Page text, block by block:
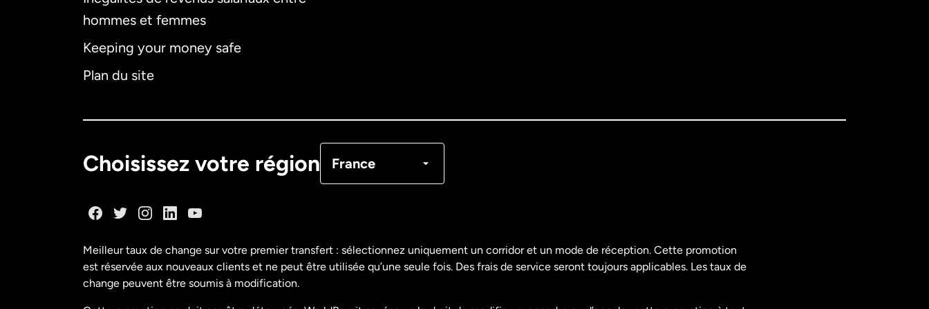
hommes et femmes
Keeping your money safe
Plan du site
Choisissez votre région France
États-Unis
Meilleur taux de change sur votre premier transfert : sélectionnez uniquement un corridor et un mode de réception. Cette promotion
est réservée aux nouveaux clients et ne peut être utilisée qu’une seule fois. Des frais de service seront toujours applicables. Les taux de
change peuvent être soumis à modification.